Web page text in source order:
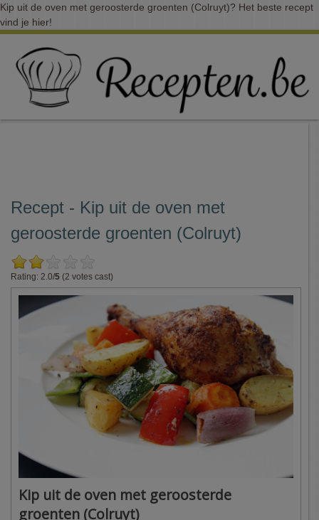
Kip uit de oven met geroosterde groenten (Colruyt)? Het beste recept
vind je hier!
Recept - Kip uit de oven met
geroosterde groenten (Colruyt)
Rating: 2.0/5 (2 votes cast)
Kip uit de oven met geroosterde
groenten (Colruyt)